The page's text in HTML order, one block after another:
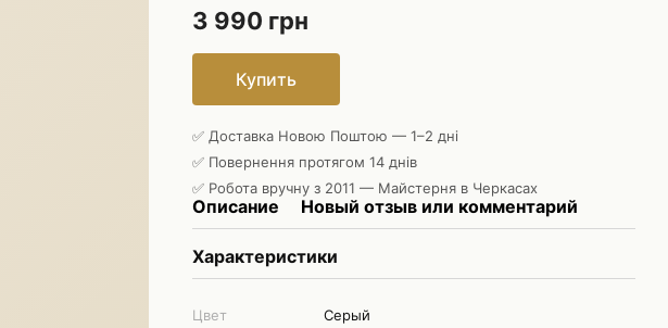
3 990 грн
Купить
✅ Доставка Новою Поштою — 1–2 дні
✅ Повернення протягом 14 днів
✅ Робота вручну з 2011 — Майстерня в Черкасах
Описание Новый отзыв или комментарий
Характеристики
Цвет
Cерый